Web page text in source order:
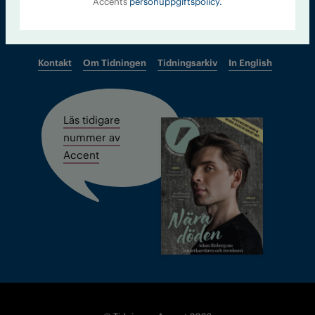
Kontakt Om Tidningen Tidningsarkiv In English
Läs tidigare
nummer av
Accent